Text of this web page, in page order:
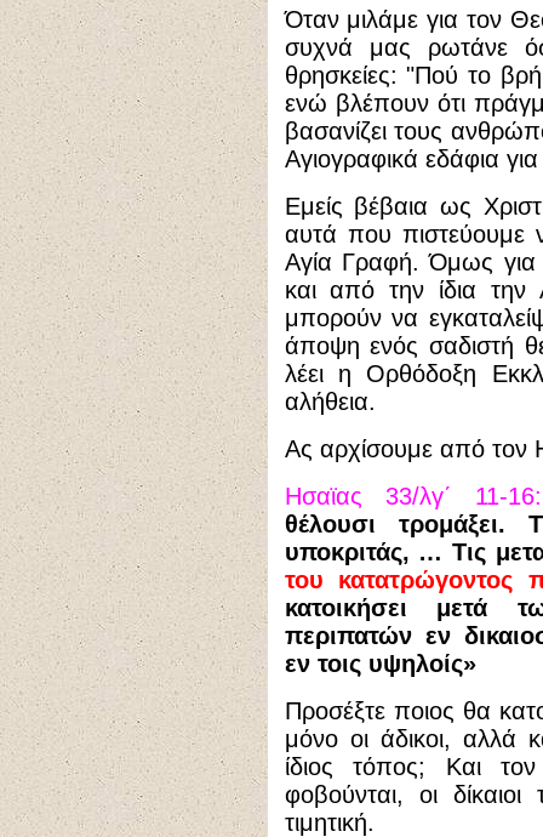
Όταν μιλάμε για τον
συχνά μας ρωτάνε
θρησκείες: "Πού το
ενώ βλέπουν ότι
βασανίζει τους
Αγιογραφικά εδάφια
Εμείς βέβαια ως
αυτά που πιστεύουμε
Αγία Γραφή. Όμως για
και από την ίδια
μπορούν να
άποψη ενός σαδιστή
λέει η Ορθόδοξη
αλήθεια.
Ας αρχίσουμε από τον
Ησαϊας 33/λγ΄ 11-16:
θέλουσι τρομάξει.
υποκριτάς, … Τις
του κατατρώγοντος
κατοικήσει μετά
περιπατών εν
εν τοις υψηλοίς»
Προσέξτε ποιος θα
μόνο οι άδικοι, αλλά
ίδιος τόπος; Και
φοβούνται, οι
τιμητική.